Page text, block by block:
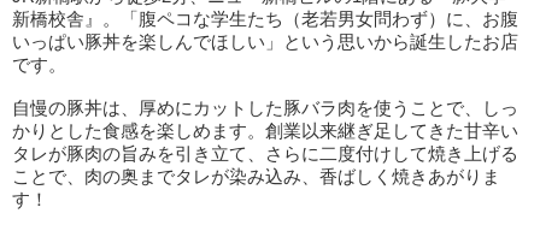
新橋校舎』。「腹ペコな学生たち（老若男女問わず）に、お腹
いっぱい豚丼を楽しんでほしい」という思いから誕生したお店
です。
自慢の豚丼は、厚めにカットした豚バラ肉を使うことで、しっ
かりとした食感を楽しめます。創業以来継ぎ足してきた甘辛い
タレが豚肉の旨みを引き立て、さらに二度付けして焼き上げる
ことで、肉の奥までタレが染み込み、香ばしく焼きあがりま
す！